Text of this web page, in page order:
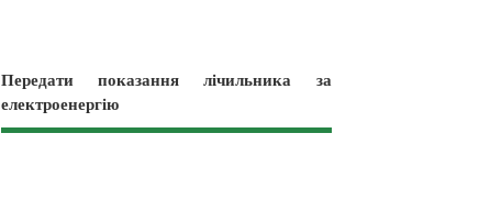
Передати показання лічильника за
електроенергію